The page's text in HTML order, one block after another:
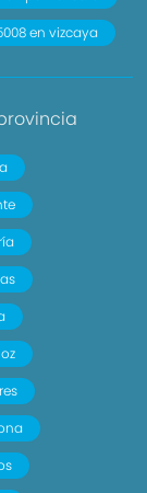
mesa y
en altura
con
pólen
de ellos
en vizcaya